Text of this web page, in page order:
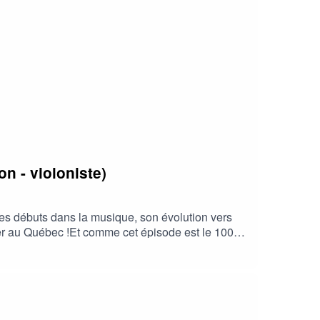
ce formulaire pour être contacté
Instagram :
:
à notre infolettre
- violoniste)
débuts dans la musique, son évolution vers
Québec !Et comme cet épisode est le 100è
souhaitez être accompagné par Objectif
242706596343361Liens utiles
:
:
infolettre-dobjectif-qubec"Crédits :